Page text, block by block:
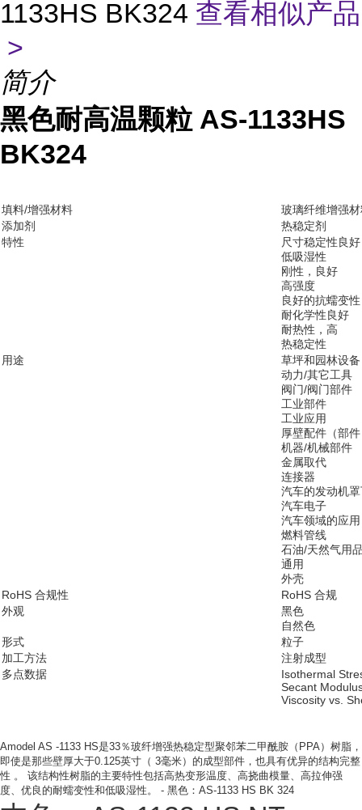
1133HS BK324 查看相似产品
>
简介
黑色耐高温颗粒 AS-1133HS
BK324
填料/增强材料
玻璃纤维增强
添加剂
热稳定剂
特性
尺寸稳定性良好
低吸湿性
刚性，良好
高强度
良好的抗蠕变性
耐化学性良好
耐热性，高
热稳定性
用途
草坪和园林设备
动力/其它工具
阀门/阀门部件
工业部件
工业应用
厚壁配件（部
机器/机械部件
金属取代
连接器
汽车的发动机
汽车电子
汽车领域的应用
燃料管线
石油/天然气用
通用
外壳
RoHS 合规性
RoHS 合规
外观
黑色
自然色
形式
粒子
加工方法
注射成型
多点数据
Isothermal
Secant
Viscosity vs.
Amodel AS -1133 HS是33％玻纤增强热稳定型聚邻苯二甲酰胺（PPA）树脂，
即使是那些壁厚大于0.125英寸（ 3毫米）的成型部件，也具有优异的结构完整
性 。 该结构性树脂的主要特性包括高热变形温度、高挠曲模量、高拉伸强
度、优良的耐蠕变性和低吸湿性。 - 黑色：AS-1133 HS BK 324